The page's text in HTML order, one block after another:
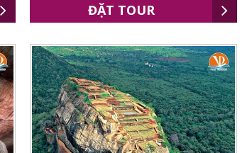
ĐẶT TOUR